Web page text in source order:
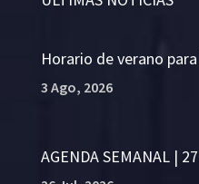
Horario de verano
3 Ago, 2026
AGENDA SEMANAL |